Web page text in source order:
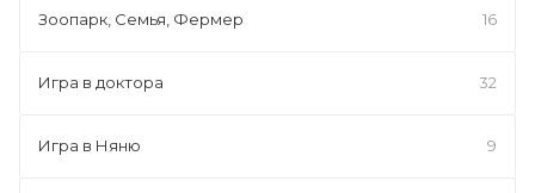
Зоопарк, Семья, Фермер 16
Игра в доктора 32
Игра в Няню 9